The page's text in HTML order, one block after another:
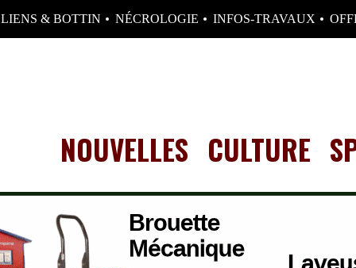
LIENS & BOTTIN NÉCROLOGIE INFOS-TRAVAUX
NOUVELLES CULTURE